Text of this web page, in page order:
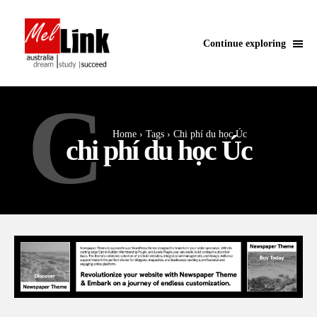
Continue exploring
Home Tags Chi phí du học Úc
chi phí du học Úc
C